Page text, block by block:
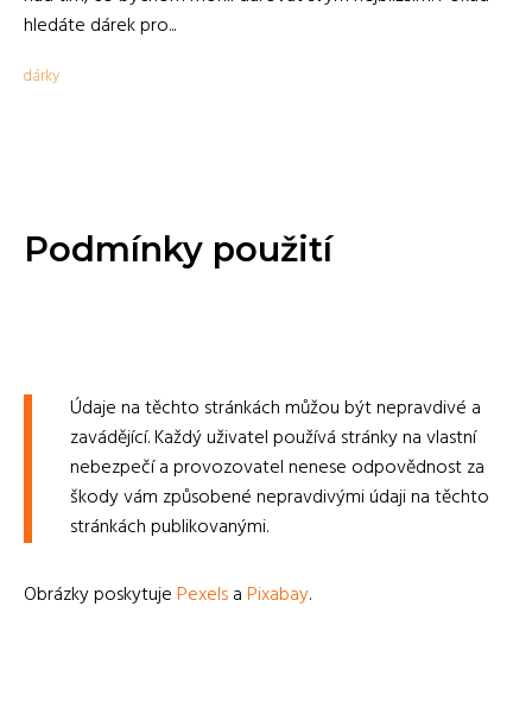
hledáte dárek pro...
dárky
Podmínky použití
Údaje na těchto stránkách můžou být nepravdivé a
zavádějící. Každý uživatel používá stránky na vlastní
nebezpečí a provozovatel nenese odpovědnost za
škody vám způsobené nepravdivými údaji na těchto
stránkách publikovanými.
Obrázky poskytujePexelsaPixabay.